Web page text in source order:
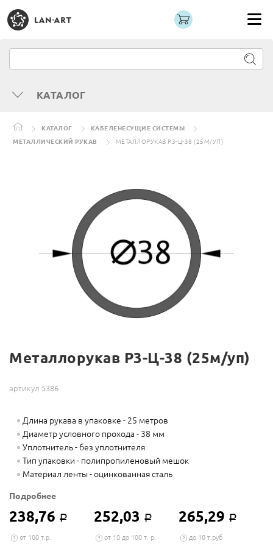
КАТАЛОГ
КАТАЛОГ
КАБЕЛЕНЕСУЩИЕ СИСТЕМЫ
МЕТАЛЛИЧЕСКИЙ РУКАВ
МЕТАЛЛОРУКАВ Р3-Ц-38 (25М/УП)
Металлорукав Р3-Ц-38 (25м/уп)
артикул 5386
Длина рукава в упаковке - 25 метров
Диаметр условного прохода - 38 мм
Уплотнитель - без уплотнителя
Тип упаковки - полипропиленовый мешок
Материал ленты - оцинкованная сталь
Подробнее
238,76 Р 252,03 Р 265,29 Р
от 100 т.р. от 10 до 100 т. р. до 10 т.руб